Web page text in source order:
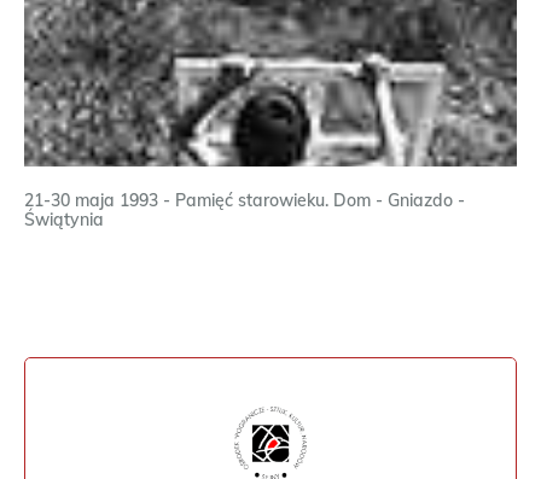
21-30 maja 1993 - Pamięć starowieku. Dom - Gniazdo -
Świątynia